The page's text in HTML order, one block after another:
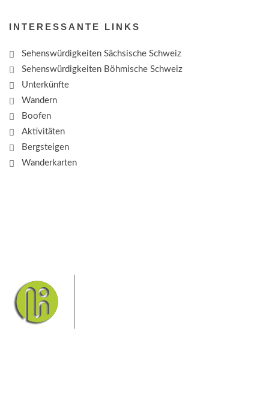
INTERESSANTE LINKS
Sehenswürdigkeiten Sächsische Schweiz
Sehenswürdigkeiten Böhmische Schweiz
Unterkünfte
Wandern
Boofen
Aktivitäten
Bergsteigen
Wanderkarten